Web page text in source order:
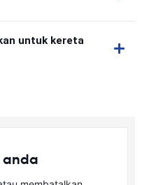
untuk kereta
anda